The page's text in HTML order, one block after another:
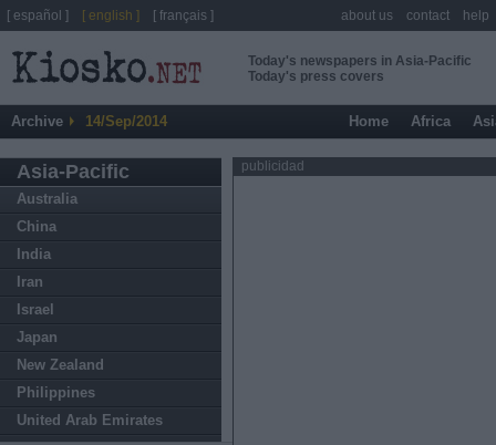
Today's newspapers in Asia-Pacific
Today's press covers
Archive 14/Sep/2014 Home Africa
Asia-Pacific
Australia
China
India
Iran
Israel
Japan
New Zealand
Philippines
United Arab Emirates
publicidad
[ español ] [ english ] [ français ] about us contact help